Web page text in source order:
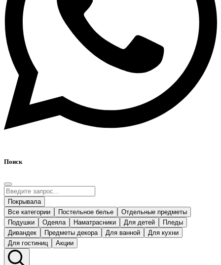
Поиск
Покрывала
Все категории
Постельное белье
Отдельные предметы
Подушки
Одеяла Наматрасники Для детей
Пледы
Дивандек
Предметы декора Для ванной
Для кухни
Для гостиниц
Акции